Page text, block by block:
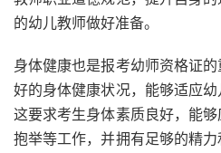
的幼儿教师做好准备。
身体健康也是报考幼师资格证
好的身体健康状况，能够适应幼
这要求考生身体素质良好，能够
抱举等工作，并拥有足够的精力